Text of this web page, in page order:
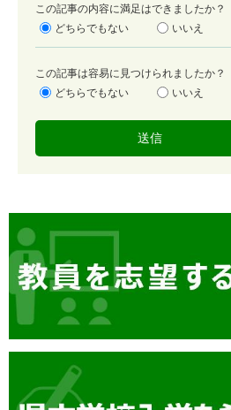
満
足
この記事の内容に満足はできましたか
どちらでもない
いいえ
容
易
この記事は容易に見つけられましたか
どちらでもない
いいえ